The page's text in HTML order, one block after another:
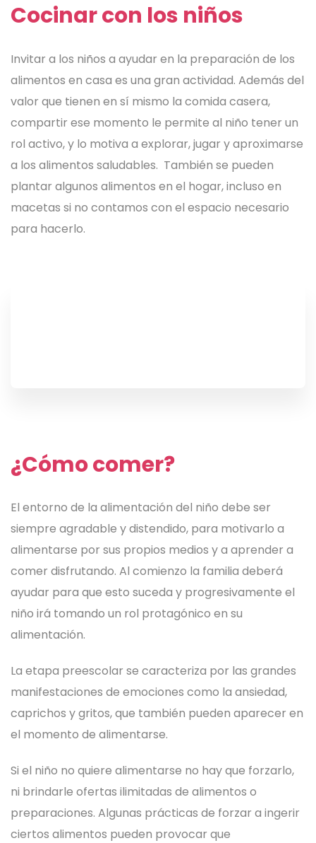
Cocinar con los niños
Invitar a los niños a ayudar en la preparación de los
alimentos en casa es una gran actividad. Además del
valor que tienen en sí mismo la comida casera,
compartir ese momento le permite al niño tener un
rol activo, y lo motiva a explorar, jugar y aproximarse
a los alimentos saludables. También se pueden
plantar algunos alimentos en el hogar, incluso en
macetas si no contamos con el espacio necesario
para hacerlo.
¿Cómo comer?
El entorno de la alimentación del niño debe ser
siempre agradable y distendido, para motivarlo a
alimentarse por sus propios medios y a aprender a
comer disfrutando. Al comienzo la familia deberá
ayudar para que esto suceda y progresivamente el
niño irá tomando un rol protagónico en su
alimentación.
La etapa preescolar se caracteriza por las grandes
manifestaciones de emociones como la ansiedad,
caprichos y gritos, que también pueden aparecer en
el momento de alimentarse.
Si el niño no quiere alimentarse no hay que forzarlo,
ni brindarle ofertas ilimitadas de alimentos o
preparaciones. Algunas prácticas de forzar a ingerir
ciertos alimentos pueden provocar que